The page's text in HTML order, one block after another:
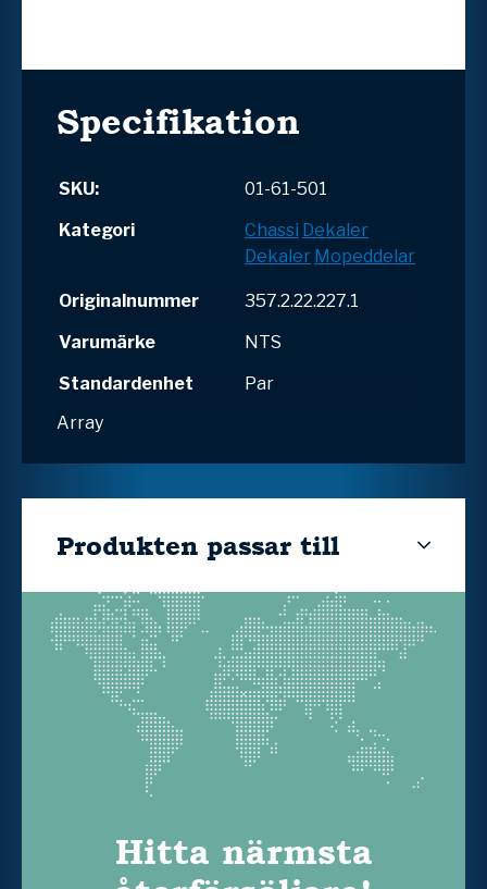
Specifikation
SKU:
01-61-501
Kategori
Chassi Dekaler
Dekaler Mopeddelar
Originalnummer
357.2.22.227.1
Varumärke
NTS
Standardenhet
Par
Array
Produkten passar till
Hitta närmsta